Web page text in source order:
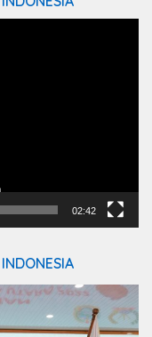
02:42